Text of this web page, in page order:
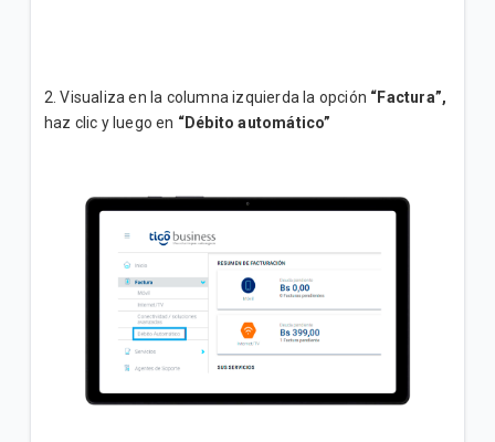
2. Visualiza en la columna izquierda la opción “Factura”,
haz clic y luego en “Débito automático”